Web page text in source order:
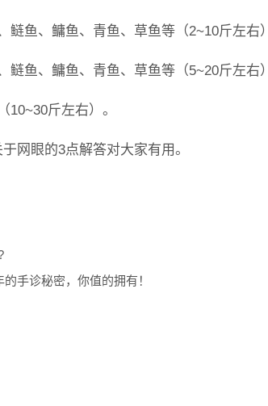
鲢鱼、鳙鱼、青鱼、草鱼等（2~10斤左右
鲢鱼、鳙鱼、青鱼、草鱼等（5~20斤左右
10~30斤左右）。
网眼的3点解答对大家有用。
手诊秘密，你值的拥有！